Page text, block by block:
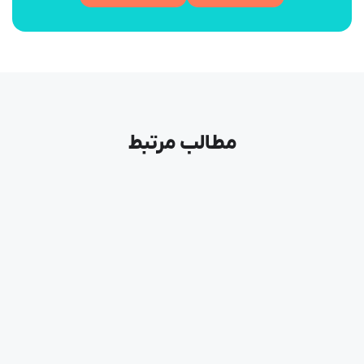
مطالب مرتبط